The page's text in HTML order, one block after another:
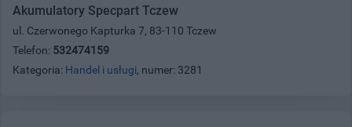
Akumulatory Specpart Tczew
ul. Czerwonego Kapturka 7, 83-110 Tczew
Telefon: 532474159
Kategoria: Handel i usługi, numer: 3281